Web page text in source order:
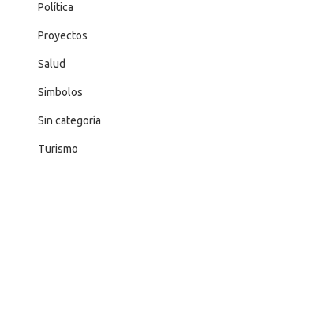
Política
Proyectos
Salud
Simbolos
Sin categoría
Turismo